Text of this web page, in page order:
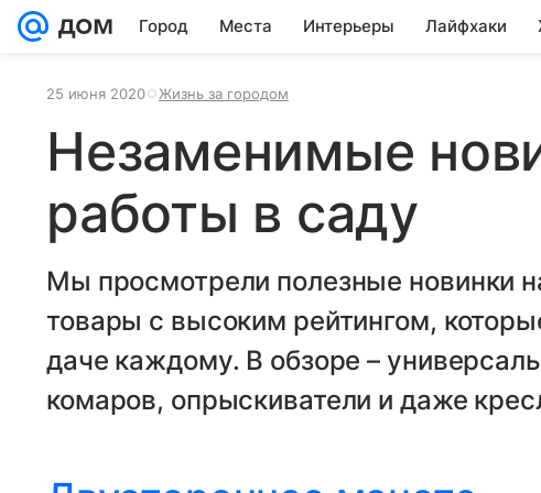
Город Места Интерьеры Лайфхаки
25 июня 2020 Жизнь за городом
Незаменимые
работы в саду
Мы просмотрели полезные новинки
товары с высоким рейтингом,
даче каждому. В обзоре –
комаров, опрыскиватели и даже